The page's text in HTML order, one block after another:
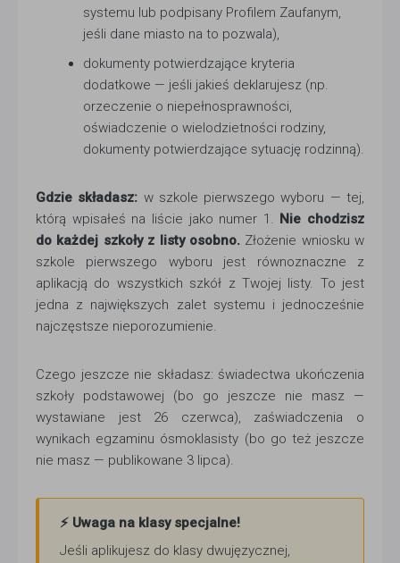
systemu lub podpisany Profilem Zaufanym,
jeśli dane miasto na to pozwala),
dokumenty potwierdzające kryteria
dodatkowe — jeśli jakieś deklarujesz (np.
orzeczenie o niepełnosprawności,
oświadczenie o wielodzietności rodziny,
dokumenty potwierdzające sytuację rodzinną).
Gdzie składasz: w szkole pierwszego wyboru — tej,
którą wpisałeś na liście jako numer 1. Nie chodzisz
do każdej szkoły z listy osobno.Złożenie wniosku w
szkole pierwszego wyboru jest równoznaczne z
aplikacją do wszystkich szkół z Twojej listy. To jest
jedna z największych zalet systemu i jednocześnie
najczęstsze nieporozumienie.
Czego jeszcze nie składasz: świadectwa ukończenia
szkoły podstawowej (bo go jeszcze nie masz —
wystawiane jest 26 czerwca), zaświadczenia o
wynikach egzaminu ósmoklasisty (bo go też jeszcze
nie masz — publikowane 3 lipca).
⚡ Uwaga na klasy specjalne!
Jeśli aplikujesz do klasy dwujęzycznej,